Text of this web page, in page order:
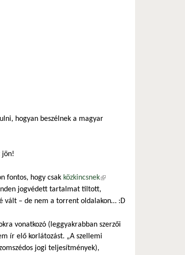
hogyan beszélnek a magyar
jön!
fontos, hogy csak közkincsnek(külső hivatkozás)
jogvédett tartalmat tiltott,
vált – de nem a torrent oldalakon… :D
vonatkozó (leggyakrabban szerzői
ír elő korlátozást. „A szellemi
jogi teljesítmények),